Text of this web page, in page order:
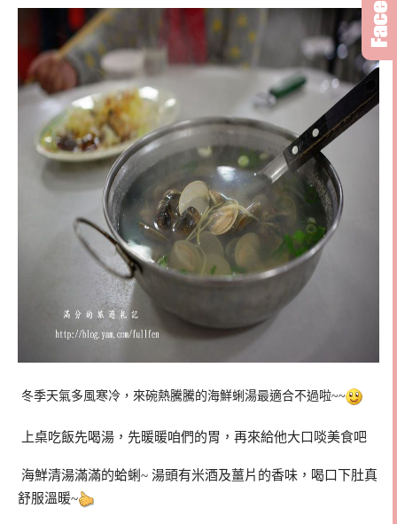
冬季天氣多風寒冷，來碗熱騰騰的海鮮蜊湯最適合不過啦~~
上桌吃飯先喝湯，先暖暖咱們的胃，再來給他大口啖美食吧
海鮮清湯滿滿的蛤蜊~ 湯頭有米酒及薑片的香味，喝口下肚真
舒服溫暖~